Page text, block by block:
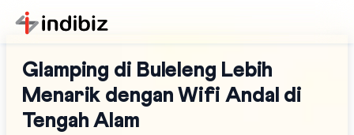
Glamping di Buleleng Lebih
Menarik dengan Wifi Andal di
Tengah Alam